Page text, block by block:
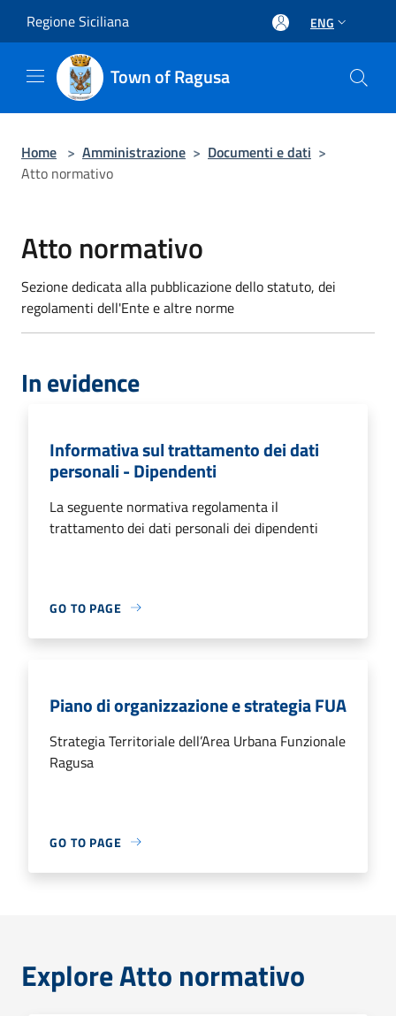
Regione Siciliana ENG
Town of Ragusa
Home > Amministrazione > Documenti e dati >
Atto normativo
Atto normativo
Sezione dedicata alla pubblicazione dello statuto, dei
regolamenti dell'Ente e altre norme
In evidence
Informativa sul trattamento dei dati
personali - Dipendenti
La seguente normativa regolamenta il
trattamento dei dati personali dei dipendenti
GO TO PAGE
Piano di organizzazione e strategia FUA
Strategia Territoriale dell’Area Urbana Funzionale
Ragusa
GO TO PAGE
Explore Atto normativo